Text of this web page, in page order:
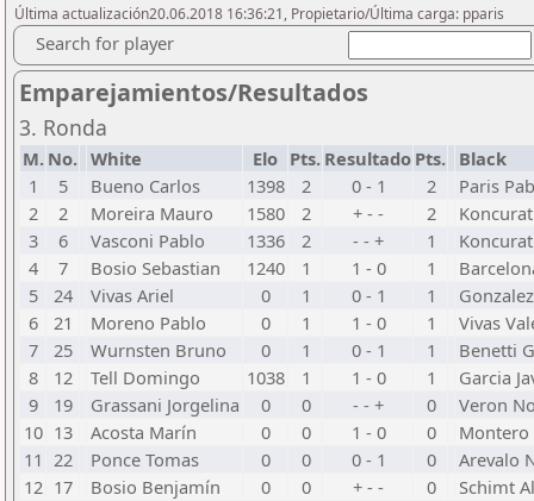
Última actualización20.06.2018 16:36:21, Propietario/Última carga: pparis
Search for player
Emparejamientos/Resultados
3. Ronda
M. No. White Elo Pts. Resultado Pts. Black
1
5 Bueno Carlos 1398 2 0 - 1 2
Paris
2
2 Moreira Mauro 1580 2 + - - 2
3
6 Vasconi Pablo 1336 2 - - + 1
4
7 Bosio Sebastian 1240 1 1 - 0 1
5
24 Vivas Ariel 0 1 0 - 1 1
6
21 Moreno Pablo 0 1 1 - 0 1
Vivas
7
25 Wurnsten Bruno 0 1 0 - 1 1
Benetti
8
12 Tell Domingo 1038 1 1 - 0 1
Garcia
9
19 Grassani Jorgelina 0 0 - - + 0
Veron
10 13 Acosta Marín 0 0 1 - 0 0
Montero
11 22 Ponce Tomas 0 0 0 - 1 0
Arevalo
12 17 Bosio Benjamín 0 0 + - - 0
Schimt